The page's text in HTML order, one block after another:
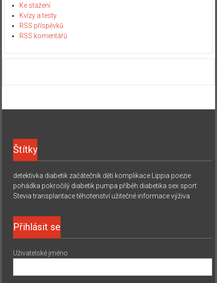
Ke stažení
Kvízy a testy
RSS příspěvků
RSS komentářů
Štítky
detektivka diabetik začátečník děti komplikace Lippia poezie
pohádka pokročilý diabetik pumpa příběh diabetika sex sport
Stevia transplantace těhotenství užitečné informace výživa
Přihlásit se
Uživatelské jméno